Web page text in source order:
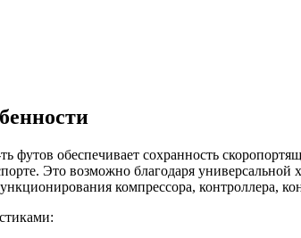
футов обеспечивает сохранность
Это возможно благодаря
компрессора, контроллера,